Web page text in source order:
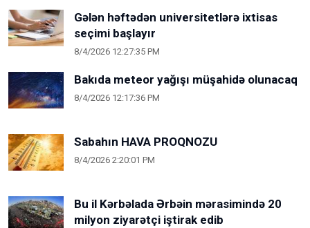
Gələn həftədən universitetlərə ixtisas
seçimi başlayır
8/4/2026 12:27:35 PM
Bakıda meteor yağışı müşahidə olunacaq
8/4/2026 12:17:36 PM
Sabahın HAVA PROQNOZU
8/4/2026 2:20:01 PM
Bu il Kərbəlada Ərbəin mərasimində 20
milyon ziyarətçi iştirak edib